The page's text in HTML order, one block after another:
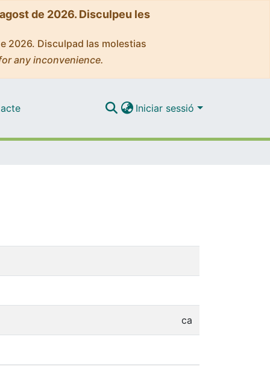
de 2026. Disculpeu les
2026. Disculpad las molestias
any inconvenience.
Iniciar sessió
ca